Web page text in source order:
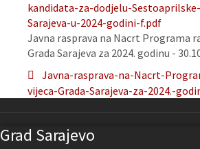
kandidata-za-dodjelu-
Sarajeva-u-2024-godini-f.pdf
Javna rasprava na Nacrt Programa
Grada Sarajeva za 2024. godinu -
Javna-rasprava-na-Nacrt-
vijeca-Grada-Sarajeva-za-2024.-
Grad Sarajevo